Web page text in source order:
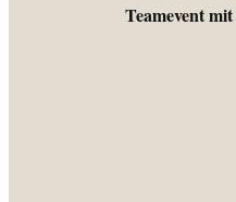
Teamevent